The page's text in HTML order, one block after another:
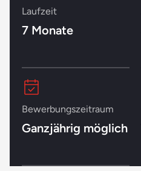
Laufzeit
7 Monate
Bewerbungszeitraum
Ganzjährig möglich